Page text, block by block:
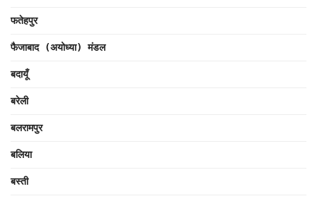
फतेहपुर
फैजाबाद (अयोध्या) मंडल
बदायूँ
बरेली
बलरामपुर
बलिया
बस्ती